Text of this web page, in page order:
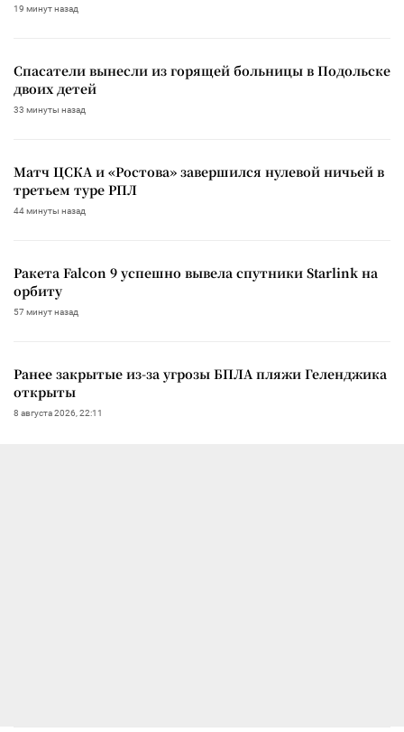
19 минут назад
Спасатели вынесли из горящей больницы в Подольске
двоих детей
33 минуты назад
Матч ЦСКА и «Ростова» завершился нулевой ничьей в
третьем туре РПЛ
44 минуты назад
Ракета Falcon 9 успешно вывела спутники Starlink на
орбиту
57 минут назад
Ранее закрытые из-за угрозы БПЛА пляжи Геленджика
открыты
8 августа 2026, 22:11